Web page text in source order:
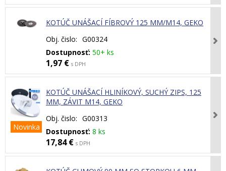
KOTÚČ UNÁŠACÍ FÍBROVÝ 125 MM/M14, GEKO
Obj. čislo: G00324
Dostupnosť: 50+ ks
1,97 € s DPH
Novinka
KOTÚČ UNÁŠACÍ HLINÍKOVÝ, SUCHÝ ZIPS, 125
MM, ZÁVIT M14, GEKO
Obj. čislo: G00313
Dostupnosť: 8 ks
17,84 € s DPH